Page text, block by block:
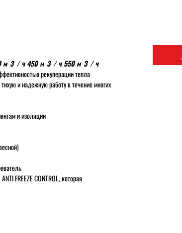
м 3 / ч 450 м 3 / ч 550 м 3 / ч
рекуперации тепла
и надежную работу в течение многих
и изоляции
FREEZE CONTROL, которая